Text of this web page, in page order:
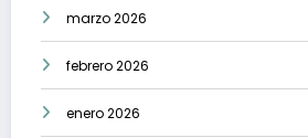
marzo 2026
febrero 2026
enero 2026